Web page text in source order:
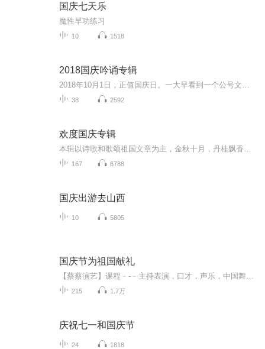
国庆七天乐
魔性早功练习
10 1518
2018国庆吟诵专辑
38 2592
欢度国庆专辑
167 6788
国庆出游去山西
10 5805
国庆节为祖国献礼
215 1.7万
庆祝七一和国庆节
24 1818